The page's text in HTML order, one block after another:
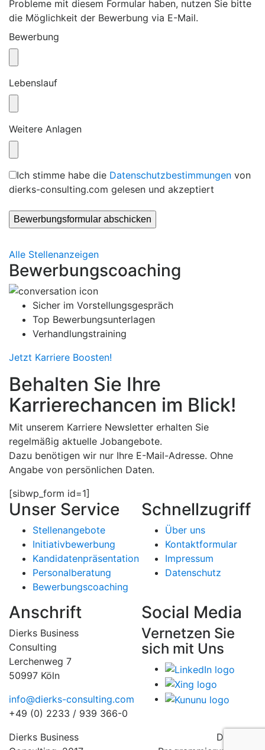
Probleme mit diesem Formular haben, nutzen Sie bitte
die Möglichkeit der Bewerbung via E-Mail.
Bewerbung
Lebenslauf
Weitere Anlagen
Ich stimme habe die Datenschutzbestimmungen von
dierks-consulting.com gelesen und akzeptiert
Alle Stellenanzeigen
Bewerbungscoaching
Sicher im Vorstellungsgespräch
Top Bewerbungsunterlagen
Verhandlungstraining
Jetzt Karriere Boosten!
Behalten Sie Ihre
Karrierechancen im Blick!
Mit unserem Karriere Newsletter erhalten Sie
regelmäßig aktuelle Jobangebote.
Dazu benötigen wir nur Ihre E-Mail-Adresse. Ohne
Angabe von persönlichen Daten.
[sibwp_form id=1]
Unser Service
Stellenangebote
Initiativbewerbung
Kandidatenpräsentation
Personalberatung
Bewerbungscoaching
Schnellzugriff
Über uns
Kontaktformular
Impressum
Datenschutz
Anschrift
Dierks Business
Consulting
Lerchenweg 7
50997 Köln
info@dierks-consulting.com
+49 (0) 2233 / 939 366-0
Social Media
Vernetzen Sie
sich mit Uns
Dierks Business
Design &